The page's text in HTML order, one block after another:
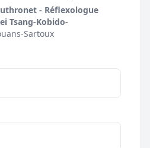
- Réflexologue
Tsang-Kobido-
Sartoux